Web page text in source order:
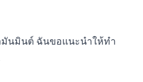
นมินต์ ฉันขอแนะนำให้ทำ